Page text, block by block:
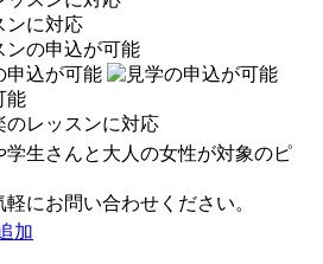
学生さんと大人の女性が対象のピ
にお問い合わせください。
加